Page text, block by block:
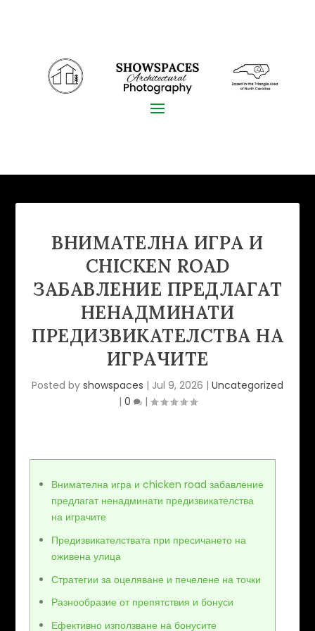
ВНИМАТЕЛНА ИГРА И
CHICKEN ROAD
ЗАБАВЛЕНИЕ ПРЕДЛАГАТ
НЕНАДМИНАТИ
ПРЕДИЗВИКАТЕЛСТВА НА
ИГРАЧИТЕ
Posted by showspaces | Jul 9, 2026 | Uncategorized
| 0 |
Внимателна игра и chicken road забавление
предлагат ненадминати предизвикателства
на играчите
Предизвикателствата при пресичането на
оживена улица
Стратегии за оцеляване и печелене на точки
Разнообразие от препятствия и бонуси
Ефективно използване на бонусите